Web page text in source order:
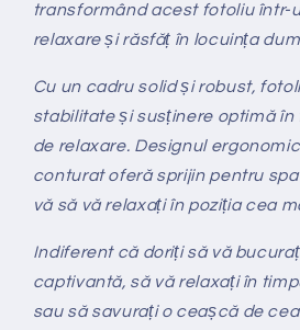
transformând acest fotoliu într-
relaxare și răsfăț în locuința
Cu un cadru solid și robust,
stabilitate și susținere optimă
de relaxare. Designul
conturat oferă sprijin pentru
vă să vă relaxați în poziția cea
Indiferent că doriți să vă
captivantă, să vă relaxați în
sau să savurați o ceașcă de